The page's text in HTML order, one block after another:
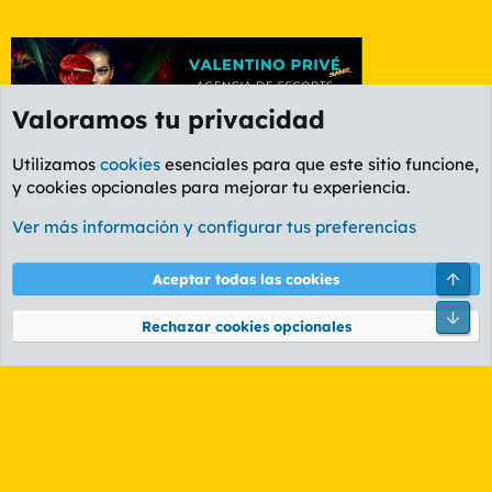
Foro General
Cookies
PL OLDSTYLE AMARILLO
Términos y reglas Política de privacidad Ayuda
Community platform by XenForo® © 2010-2026 XenForo Ltd.
Valoramos tu privacidad
Utilizamos cookies esenciales para que este sitio funcione,
y cookies opcionales para mejorar tu experiencia.
Ver más información y configurar tus preferencias
Aceptar todas las cookies
Rechazar cookies opcionales
Pie